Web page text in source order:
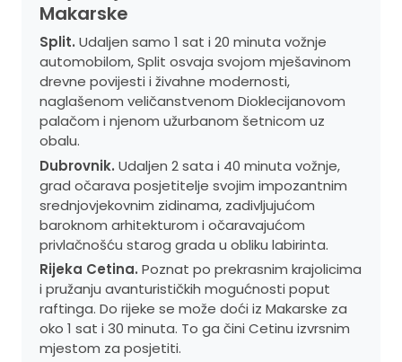
Makarske
Split. Udaljen samo 1 sat i 20 minuta vožnje
automobilom, Split osvaja svojom mješavinom
drevne povijesti i živahne modernosti,
naglašenom veličanstvenom Dioklecijanovom
palačom i njenom užurbanom šetnicom uz
obalu.
Dubrovnik. Udaljen 2 sata i 40 minuta vožnje,
grad očarava posjetitelje svojim impozantnim
srednjovjekovnim zidinama, zadivljujućom
baroknom arhitekturom i očaravajućom
privlačnošću starog grada u obliku labirinta.
Rijeka Cetina. Poznat po prekrasnim krajolicima
i pružanju avanturističkih mogućnosti poput
raftinga. Do rijeke se može doći iz Makarske za
oko 1 sat i 30 minuta. To ga čini Cetinu izvrsnim
mjestom za posjetiti.